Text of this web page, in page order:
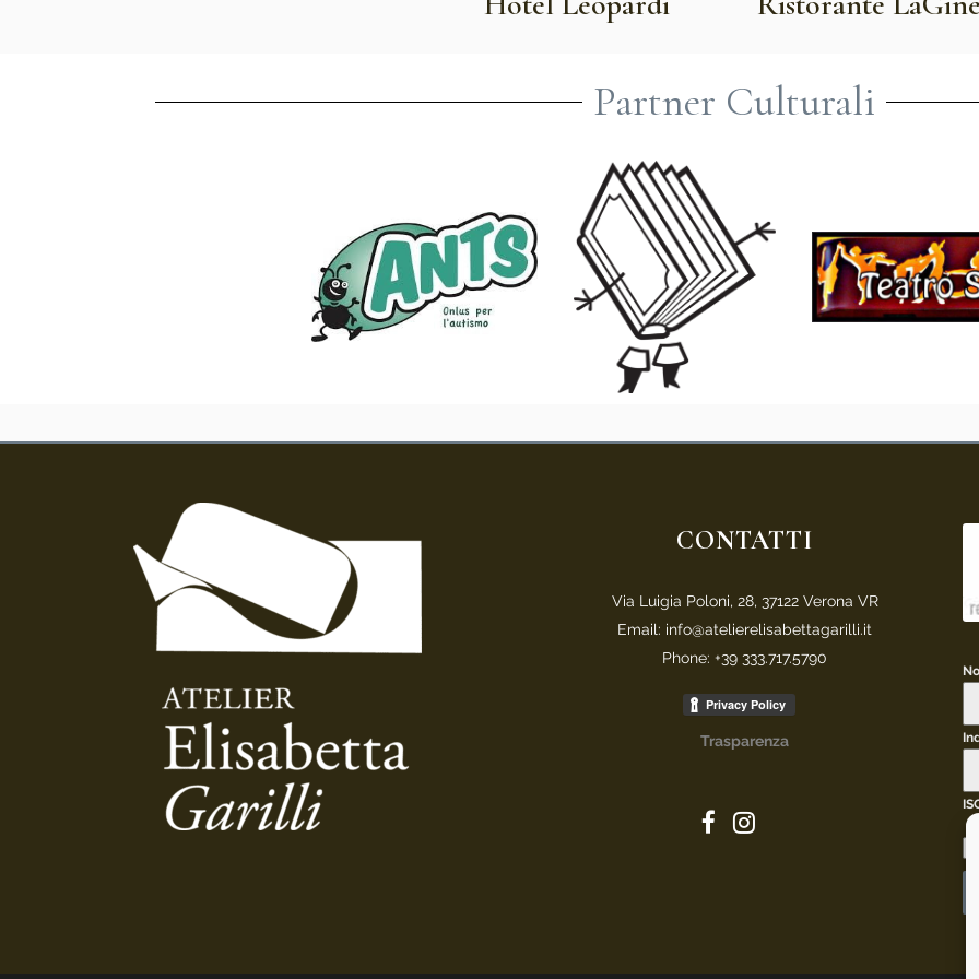
Partner Culturali
CONTATTI
Via Luigia Poloni, 28, 37122 Verona VR
Email: info@atelierelisabettagarilli.it
Phone: +39 333.717.5790
Trasparenza